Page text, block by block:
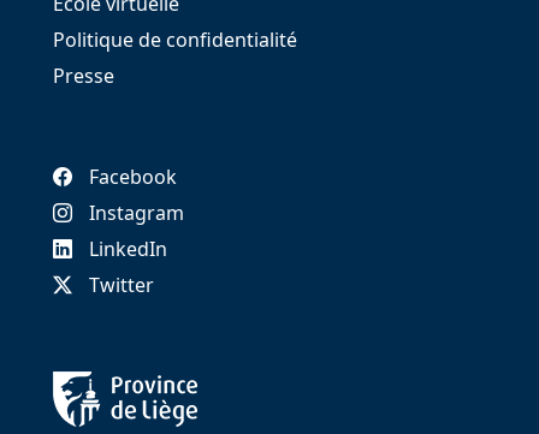
Politique de confidentialité
Presse
Facebook
Instagram
LinkedIn
Twitter